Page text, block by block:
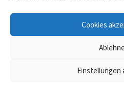
Cookies
Einstellungen
Facebook